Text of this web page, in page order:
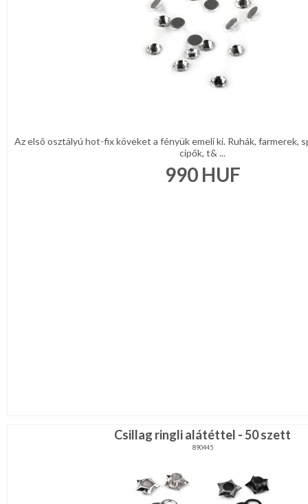
Az elsõ osztályú hot-fix köveket a fényük emeli ki. Ruhák, farmerek,
cipők, t& ...
990HUF
Csillag ringli alátéttel - 50 szett
890445